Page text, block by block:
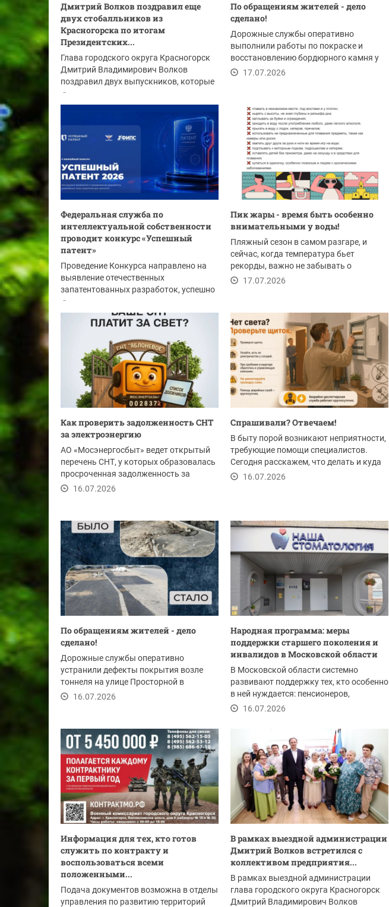
Дмитрий Волков поздравил еще
двух стобалльников из
Красногорска по итогам
Президентских...
Глава городского округа Красногорск
Дмитрий Владимирович Волков
поздравил двух выпускников, которые
набрали 100...
По обращениям жителей - дело
сделано!
Дорожные службы оперативно
выполнили работы по покраске и
восстановлению бордюрного камня у
дома 12, по ул. Мерлушкина.
17.07.2026
Федеральная служба по
интеллектуальной собственности
проводит конкурс «Успешный
патент»
Проведение Конкурса направлено на
выявление отечественных
запатентованных разработок, успешно
внедренных в реальный...
Пик жары - время быть особенно
внимательными у воды!
Пляжный сезон в самом разгаре, и
сейчас, когда температура бьет
рекорды, важно не забывать о
безопасности. Отдых у...
17.07.2026
Как проверить задолженность СНТ
за электроэнергию
АО «Мосэнергосбыт» ведет открытый
перечень СНТ, у которых образовалась
просроченная задолженность за
электроэнергию...
16.07.2026
Спрашивали? Отвечаем!
В быту порой возникают неприятности,
требующие помощи специалистов.
Сегодня расскажем, что делать и куда
обращаться в...
16.07.2026
По обращениям жителей - дело
сделано!
Дорожные службы оперативно
устранили дефекты покрытия возле
тоннеля на улице Просторной в
Путилково.
16.07.2026
Народная программа: меры
поддержки старшего поколения и
инвалидов в Московской области
В Московской области системно
развивают поддержку тех, кто особенно
в ней нуждается: пенсионеров,
предпенсионеров и...
16.07.2026
Информация для тех, кто готов
служить по контракту и
воспользоваться всеми
положенными...
Подача документов возможна в отделы
управления по развитию территорий
В рамках выездной администрации
Дмитрий Волков встретился с
коллективом предприятия...
В рамках выездной администрации
глава городского округа Красногорск
Дмитрий Владимирович Волков